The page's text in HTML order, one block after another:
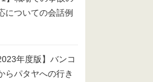
についての会話例
年度版】バンコ
らパタヤへの行き